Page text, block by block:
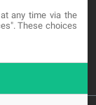
any time via the
These choices